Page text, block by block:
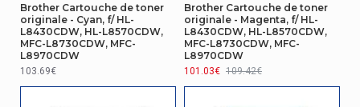
Brother Cartouche de toner
originale - Cyan, f/ HL-
L8430CDW, HL-L8570CDW,
MFC-L8730CDW, MFC-
L8970CDW
103.69€
Brother Cartouche de toner
originale - Magenta, f/ HL-
L8430CDW, HL-L8570CDW,
MFC-L8730CDW, MFC-
L8970CDW
101.03€ 109.42€